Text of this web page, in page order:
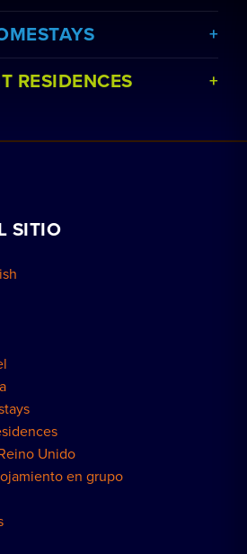
Ver cursos
Ver escuelas
un alojamiento en familia
para grupos
RESIDENCES
Cómo reservar
en Londres
SITIO
Unido
en grupo